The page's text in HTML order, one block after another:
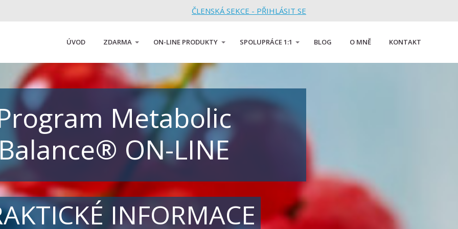
ČLENSKÁ SEKCE - PŘIHLÁSIT SE
ÚVOD ZDARMA ON-LINE PRODUKTY SPOLUPRÁCE 1:1 BLOG O MNĚ KONTAKT
Metabolic
ON-LINE
INFORMACE